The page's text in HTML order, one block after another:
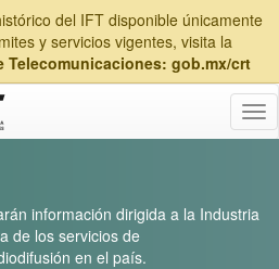
del IFT disponible únicamente
y servicios vigentes, visita la
Telecomunicaciones: gob.mx/crt
información dirigida a la Industria
de los servicios de
en el país.